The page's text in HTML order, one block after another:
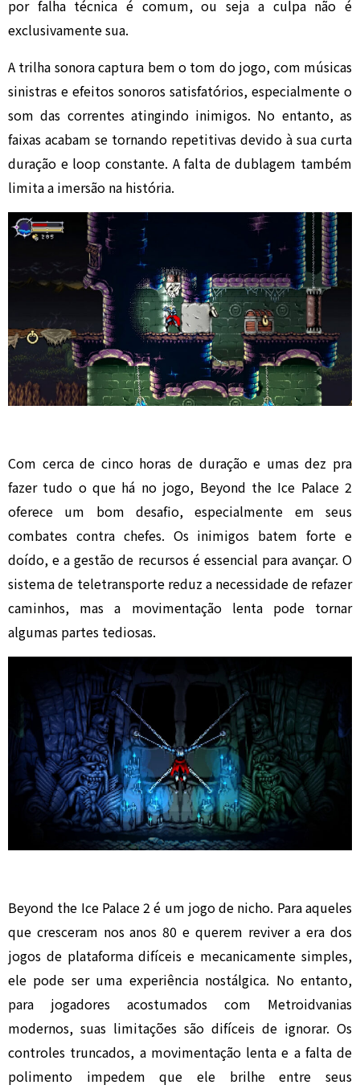
por falha técnica é comum, ou seja a culpa não é
exclusivamente sua.
A trilha sonora captura bem o tom do jogo, com músicas
sinistras e efeitos sonoros satisfatórios, especialmente o
som das correntes atingindo inimigos. No entanto, as
faixas acabam se tornando repetitivas devido à sua curta
duração e loop constante. A falta de dublagem também
limita a imersão na história.
Com cerca de cinco horas de duração e umas dez pra
fazer tudo o que há no jogo, Beyond the Ice Palace 2
oferece um bom desafio, especialmente em seus
combates contra chefes. Os inimigos batem forte e
doído, e a gestão de recursos é essencial para avançar. O
sistema de teletransporte reduz a necessidade de refazer
caminhos, mas a movimentação lenta pode tornar
algumas partes tediosas.
Beyond the Ice Palace 2 é um jogo de nicho. Para aqueles
que cresceram nos anos 80 e querem reviver a era dos
jogos de plataforma difíceis e mecanicamente simples,
ele pode ser uma experiência nostálgica. No entanto,
para jogadores acostumados com Metroidvanias
modernos, suas limitações são difíceis de ignorar. Os
controles truncados, a movimentação lenta e a falta de
polimento impedem que ele brilhe entre seus